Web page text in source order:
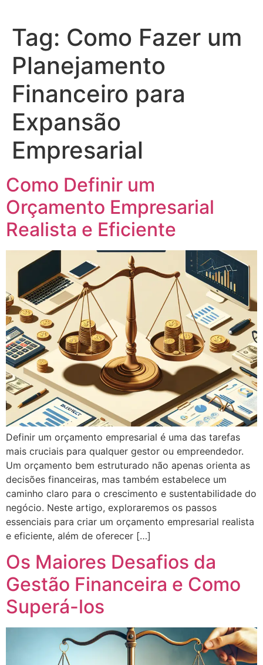
Tag: Como Fazer um
Planejamento
Financeiro para
Expansão
Empresarial
Como Definir um
Orçamento Empresarial
Realista e Eficiente
Definir um orçamento empresarial é uma das tarefas
mais cruciais para qualquer gestor ou empreendedor.
Um orçamento bem estruturado não apenas orienta as
decisões financeiras, mas também estabelece um
caminho claro para o crescimento e sustentabilidade do
negócio. Neste artigo, exploraremos os passos
essenciais para criar um orçamento empresarial realista
e eficiente, além de oferecer […]
Os Maiores Desafios da
Gestão Financeira e Como
Superá-los